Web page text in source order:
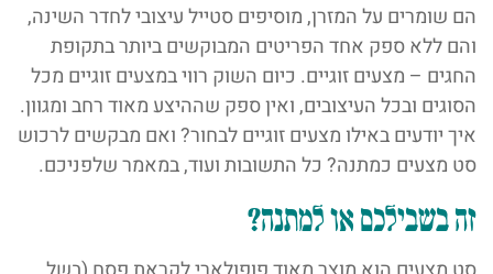
הם שומרים על המזרן, מוסיפים סטייל עיצובי לחדר השינה,
והם ללא ספק אחד הפריטים המבוקשים ביותר בתקופת
החגים – מצעים זוגיים. כיום השוק רווי במצעים זוגיים מכל
הסוגים ובכל העיצובים, ואין ספק שההיצע מאוד רחב ומגוון.
איך יודעים באילו מצעים זוגיים לבחור? ואם מבקשים לרכוש
סט מצעים כמתנה? כל התשובות ועוד, במאמר שלפניכם.
זה בשבילכם או למתנה?